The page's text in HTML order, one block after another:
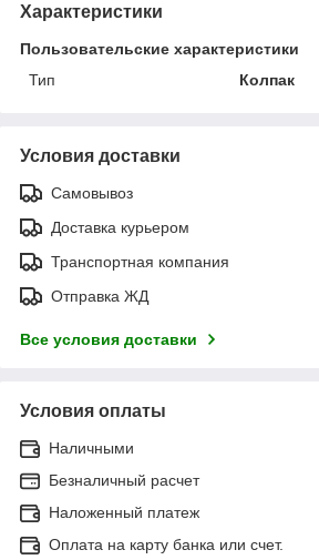
Характеристики
Пользовательские характеристики
Тип
Колпак
Условия доставки
Самовывоз
Доставка курьером
Транспортная компания
Отправка ЖД
Все условия доставки
Условия оплаты
Наличными
Безналичный расчет
Наложенный платеж
Оплата на карту банка или счет.